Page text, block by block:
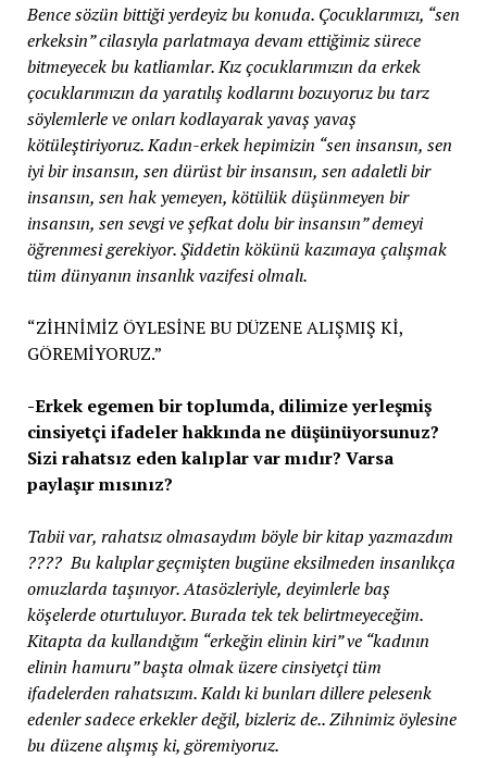
Bence sözün bittiği yerdeyiz bu konuda. Çocuklarımızı, “sen
erkeksin” cilasıyla parlatmaya devam ettiğimiz sürece
bitmeyecek bu katliamlar. Kız çocuklarımızın da erkek
çocuklarımızın da yaratılış kodlarını bozuyoruz bu tarz
söylemlerle ve onları kodlayarak yavaş yavaş
kötüleştiriyoruz. Kadın-erkek hepimizin “sen insansın, sen
iyi bir insansın, sen dürüst bir insansın, sen adaletli bir
insansın, sen hak yemeyen, kötülük düşünmeyen bir
insansın, sen sevgi ve şefkat dolu bir insansın” demeyi
öğrenmesi gerekiyor. Şiddetin kökünü kazımaya çalışmak
tüm dünyanın insanlık vazifesi olmalı.
“ZİHNİMİZ ÖYLESİNE BU DÜZENE ALIŞMIŞ Kİ,
GÖREMİYORUZ.”
-Erkek egemen bir toplumda, dilimize yerleşmiş
cinsiyetçi ifadeler hakkında ne düşünüyorsunuz?
Sizi rahatsız eden kalıplar var mıdır? Varsa
paylaşır mısınız?
Tabii var, rahatsız olmasaydım böyle bir kitap yazmazdım
???? Bu kalıplar geçmişten bugüne eksilmeden insanlıkça
omuzlarda taşınıyor. Atasözleriyle, deyimlerle baş
köşelerde oturtuluyor. Burada tek tek belirtmeyeceğim.
Kitapta da kullandığım “erkeğin elinin kiri” ve “kadının
elinin hamuru” başta olmak üzere cinsiyetçi tüm
ifadelerden rahatsızım. Kaldı ki bunları dillere pelesenk
edenler sadece erkekler değil, bizleriz de.. Zihnimiz öylesine
bu düzene alışmış ki, göremiyoruz.